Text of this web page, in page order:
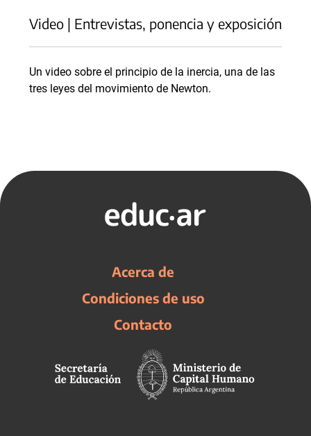
Video | Entrevistas, ponencia y exposición
Un video sobre el principio de la inercia, una de las
tres leyes del movimiento de Newton.
Acerca de
Condiciones de uso
Contacto